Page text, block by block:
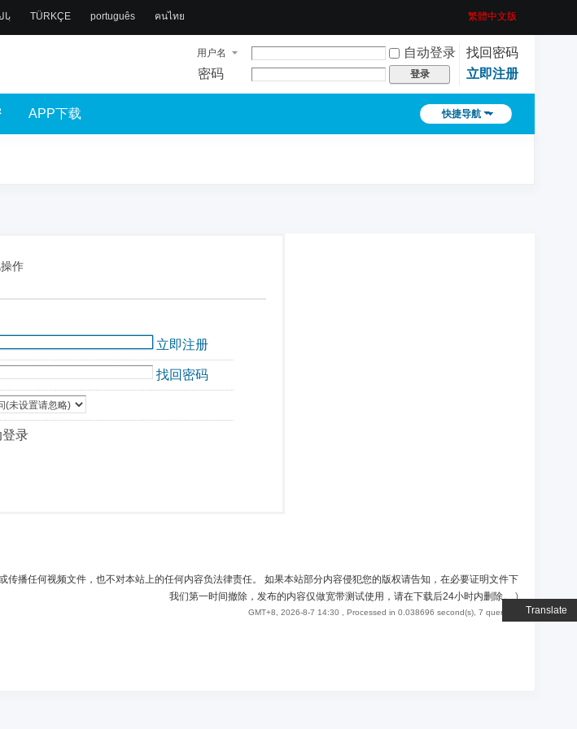
Translate
TÜRKÇE português คนไทย 繁體中文版
用户名 自动登录
找回密码
密码
登录 立即注册
快捷导航
APP下载
作
立即注册
找回密码
登录
传播任何视频文件，也不对本站上的任何内容负法律责任。 如果本站部分内容侵犯您的版权请告知，在必要证明文件下
我们第一时间撤除，发布的内容仅做宽带测试使用，请在下载后24小时内删除。)
GMT+8, 2026-8-7 14:30 , Processed in 0.038696 second(s), 7 queries .